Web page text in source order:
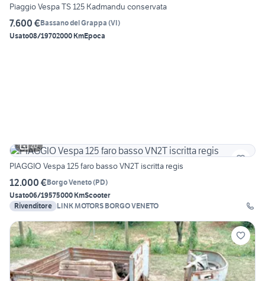
Piaggio Vespa TS 125 Kadmandu conservata
7.600 €Bassano del Grappa (VI)
Usato08/19702000 KmEpoca
20
PIAGGIO Vespa 125 faro basso VN2T iscritta regis
12.000 €Borgo Veneto(PD)
Usato06/19575000 KmScooter
Rivenditore LINK MOTORS BORGO VENETO